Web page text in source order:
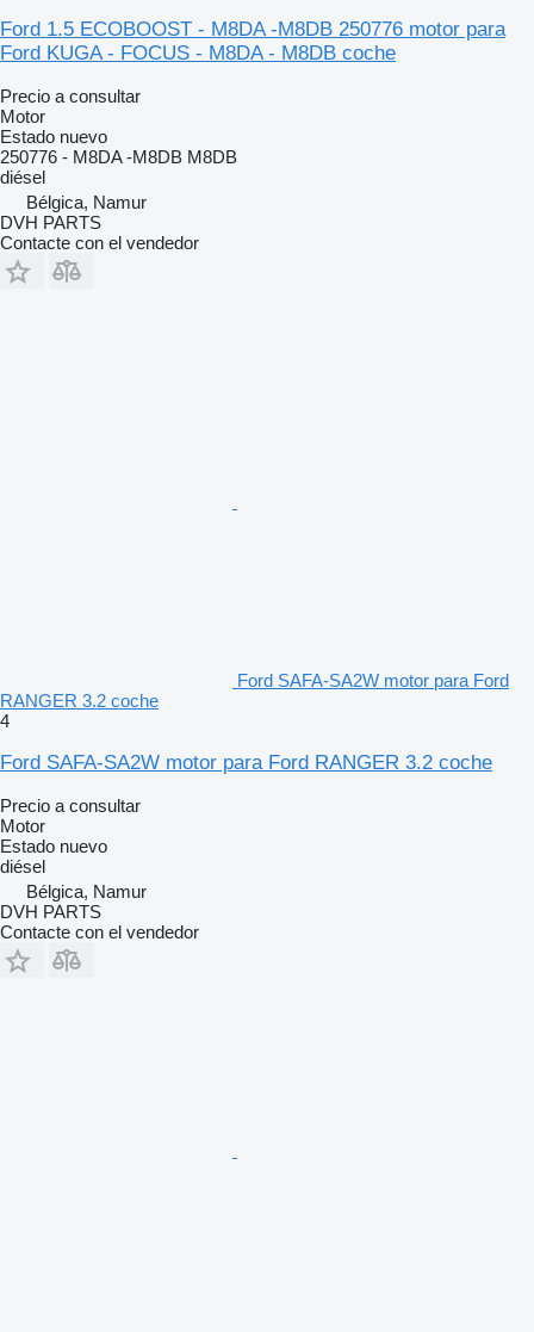
Ford 1.5 ECOBOOST - M8DA -M8DB 250776 motor para
Ford KUGA - FOCUS - M8DA - M8DB coche
Precio a consultar
Motor
Estado nuevo
250776 - M8DA -M8DB M8DB
diésel
Bélgica, Namur
DVH PARTS
Contacte con el vendedor
Ford SAFA-SA2W motor para Ford
RANGER 3.2 coche
4
Ford SAFA-SA2W motor para Ford RANGER 3.2 coche
Precio a consultar
Motor
Estado nuevo
diésel
Bélgica, Namur
DVH PARTS
Contacte con el vendedor